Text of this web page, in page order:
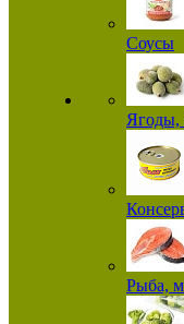
Соусы
Ягоды,
Рыба,